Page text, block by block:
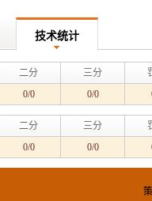
技术统计
二分 三分
0/0 0/0
二分 三分
0/0 0/0